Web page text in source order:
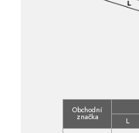
Obchodní
značka L